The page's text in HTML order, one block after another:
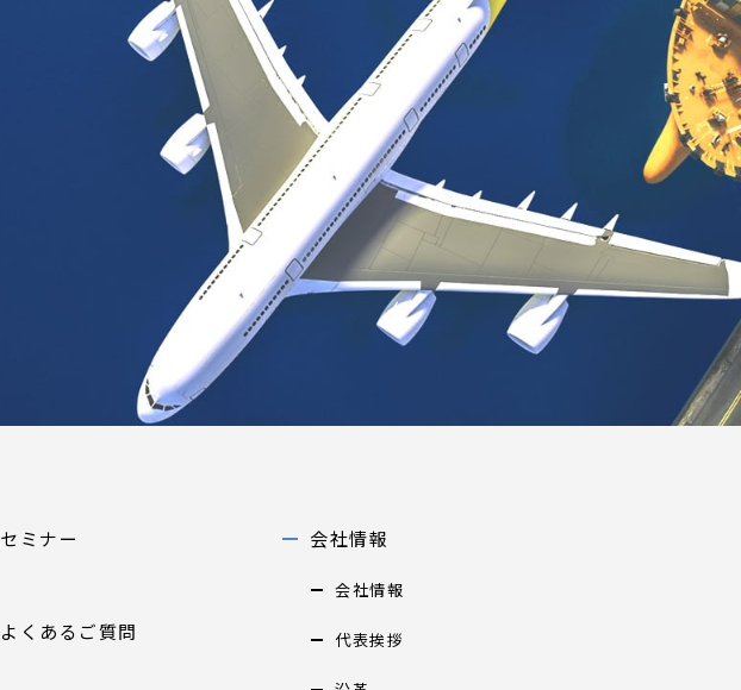
セミナー
よくあるご質問
会社情報
会社情報
代表挨拶